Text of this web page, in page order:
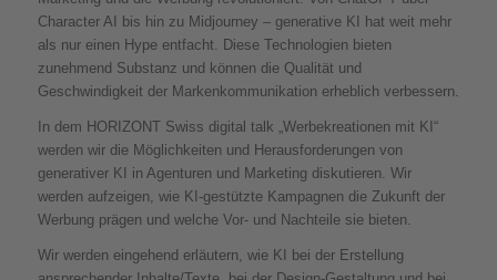
Character AI bis hin zu Midjourney – generative KI hat weit mehr
als nur einen Hype entfacht. Diese Technologien bieten
zunehmend Substanz und können die Qualität und
Geschwindigkeit der Markenkommunikation erheblich verbessern.
In dem HORIZONT Swiss digital talk „Werbekreationen mit KI“
werden wir die Möglichkeiten und Herausforderungen von
generativer KI in Agenturen und Marketing diskutieren. Wir
werden aufzeigen, wie KI-gestützte Kampagnen die Zukunft der
Werbung prägen und welche Vor- und Nachteile sie bieten.
Wir werden eingehend erläutern, wie KI bei der Erstellung